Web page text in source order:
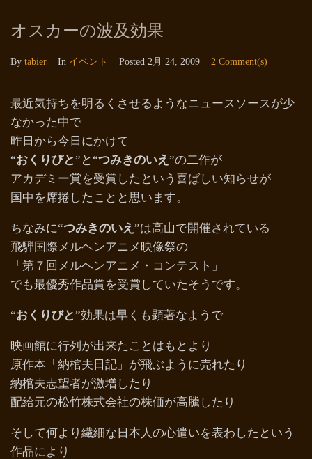
オスカーの波及効果
By tabier In イベント Posted 2月 24, 2009 2 Comment(s)
最近気持ちを明るくさせるようなニュースソースが少
なかった中で
昨日から今日にかけて
“おくりびと”と“つみきのいえ ”の二作が
アカデミー賞を受賞したという喜ばしい知らせが
国中を席捲したことと思います。
ちなみに“つみきのいえ ”は高山で開催されている
飛騨国際メルヘンアニメ映像祭の
「第７回メルヘンアニメ・コンテスト」
でも最優秀作品賞を受賞していたそうです。
“おくりびと”効果は早くも顕著なようで
映画館に行列が出来たことはもとより
原作本「納棺夫日記」が飛ぶように売れたり
納棺夫志望者が激増したり
配給元の松竹株式会社の株価が高騰したり
そして何より繊細な日本人の心遣いを表わしたという
作品により